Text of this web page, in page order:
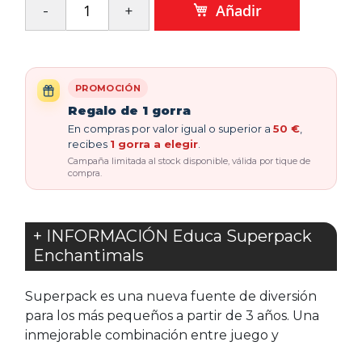
Añadir
PROMOCIÓN
Regalo de 1 gorra
En compras por valor igual o superior a 50 €
recibes 1 gorra a elegir
Campaña limitada al stock disponible, válida por tique de
compra.
+ INFORMACIÓN Educa Superpack
Enchantimals
Superpack es una nueva fuente de diversión
para los más pequeños a partir de 3 años. Una
inmejorable combinación entre juego y